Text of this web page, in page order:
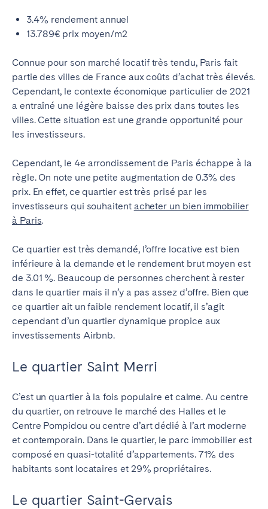
3.4% rendement annuel
13.789€ prix moyen/m2
Connue pour son marché locatif très tendu, Paris fait
partie des villes de France aux coûts d’achat très élevés.
Cependant, le contexte économique particulier de 2021
a entraîné une légère baisse des prix dans toutes les
villes. Cette situation est une grande opportunité pour
les investisseurs.
Cependant, le 4e arrondissement de Paris échappe à la
règle. On note une petite augmentation de 0.3% des
prix. En effet, ce quartier est très prisé par les
investisseurs qui souhaitent acheter un bien immobilier
à Paris.
Ce quartier est très demandé, l’offre locative est bien
inférieure à la demande et le rendement brut moyen est
de 3.01 %. Beaucoup de personnes cherchent à rester
dans le quartier mais il n’y a pas assez d’offre. Bien que
ce quartier ait un faible rendement locatif, il s’agit
cependant d’un quartier dynamique propice aux
investissements Airbnb.
Le quartier Saint Merri
C’est un quartier à la fois populaire et calme. Au centre
du quartier, on retrouve le marché des Halles et le
Centre Pompidou ou centre d’art dédié à l’art moderne
et contemporain. Dans le quartier, le parc immobilier est
composé en quasi-totalité d’appartements. 71% des
habitants sont locataires et 29% propriétaires.
Le quartier Saint-Gervais